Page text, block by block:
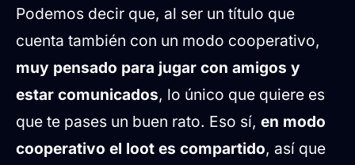
Podemos decir que, al ser un título que
cuenta también con un modo cooperativo,
muy pensado para jugar con amigos y
estar comunicados, lo único que quiere es
que te pases un buen rato. Eso sí, en modo
cooperativo el loot es compartido, así que